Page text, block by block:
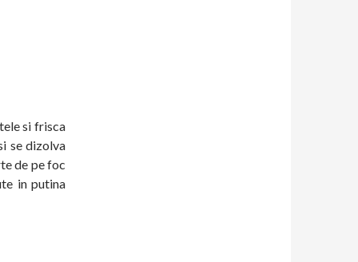
si frisca
se dizolva
de pe foc
in putina